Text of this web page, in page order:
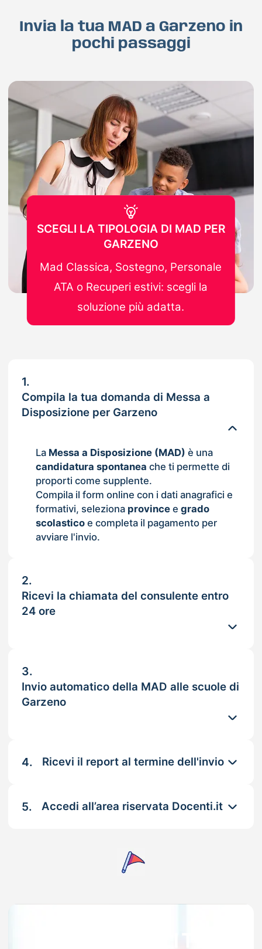
Invia la tua MAD a Garzeno in
pochi passaggi
1.
Compila la tua domanda di Messa a
Disposizione per Garzeno
La Messa a Disposizione (MAD) è una
candidatura spontanea che ti permette di
proporti come supplente.
Compila il form online con i dati anagrafici e
formativi, seleziona provincee grado
scolasticoe completa il pagamento per
avviare l'invio.
2.
Ricevi la chiamata del consulente entro
24 ore
3.
Invio automatico della MAD alle scuole di
Garzeno
4. Ricevi il report al termine dell'invio
5. Accedi all’area riservata Docenti.it
SCEGLI LA TIPOLOGIA DI MAD PER
GARZENO
Mad Classica, Sostegno, Personale
ATA o Recuperi estivi: scegli la
soluzione più adatta.